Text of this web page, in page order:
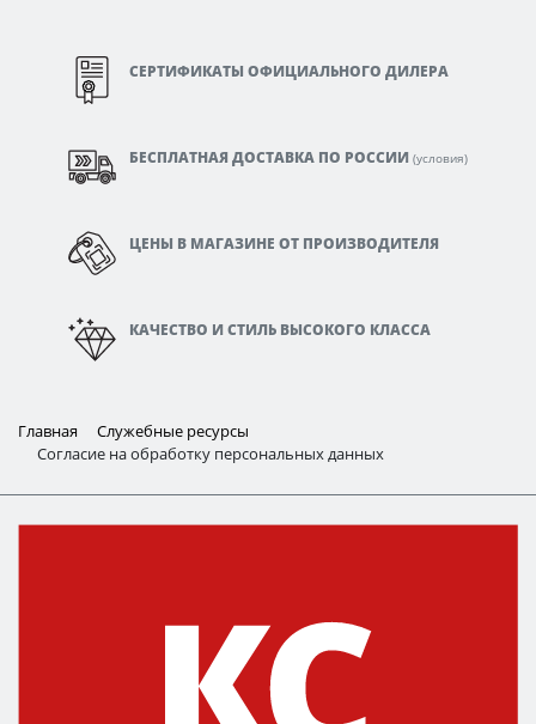
СЕРТИФИКАТЫ ОФИЦИАЛЬНОГО ДИЛЕРА
БЕСПЛАТНАЯ ДОСТАВКА ПО РОССИИ (условия)
ЦЕНЫ В МАГАЗИНЕ ОТ ПРОИЗВОДИТЕЛЯ
КАЧЕСТВО И СТИЛЬ ВЫСОКОГО КЛАССА
Главная
Служебные ресурсы
Согласие на обработку персональных данных